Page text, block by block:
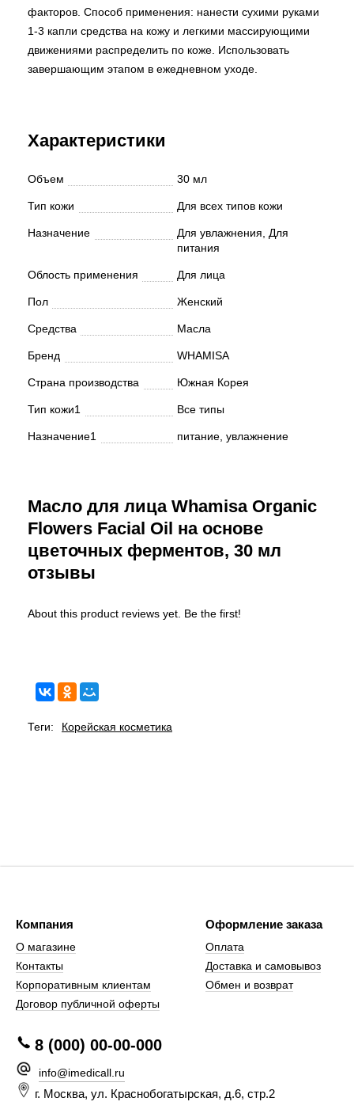
факторов. Способ применения: нанести сухими руками
1-3 капли средства на кожу и легкими массирующими
движениями распределить по коже. Использовать
завершающим этапом в ежедневном уходе.
Характеристики
Объем 30 мл
Тип кожи Для всех типов кожи
Назначение
Для увлажнения, Для
питания
Облость применения Для лица
Пол Женский
Средства Масла
Бренд WHAMISA
Страна производства Южная Корея
Тип кожи1 Все типы
Назначение1 питание, увлажнение
Масло для лица Whamisa Organic
Flowers Facial Oil на основе
цветочных ферментов, 30 мл
отзывы
About this product reviews yet. Be the first!
Теги: Корейская косметика
Компания
О магазине
Контакты
Корпоративным клиентам
Договор публичной оферты
Оформление заказа
Оплата
Доставка и самовывоз
Обмен и возврат
8 (000) 00-00-000
infо@imedicall.ru
г. Москва, ул. Краснобогатырская, д.6, стр.2